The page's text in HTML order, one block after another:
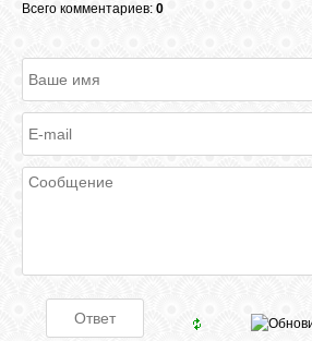
FACEBOOK
Всего комментариев: 0